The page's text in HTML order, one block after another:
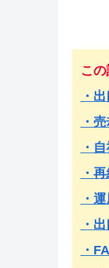
こ
・
・
・
・
・
・
・